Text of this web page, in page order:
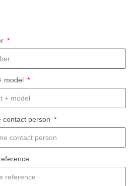
model
contact person